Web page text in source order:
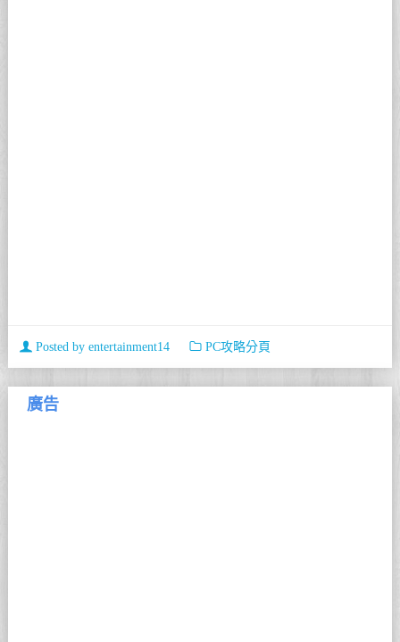
Posted by entertainment14 PC攻略分頁
廣告